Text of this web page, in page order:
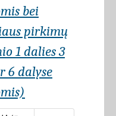
bei
pirkimų
1 dalies 3
6 dalyse